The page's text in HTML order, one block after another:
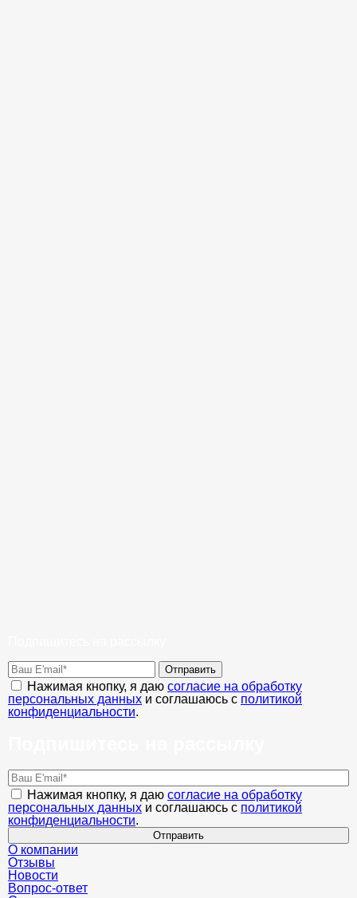
Отправить
Нажимая кнопку, я даю согласие на обработку
персональных данных и соглашаюсь с политикой
конфиденциальности.
Нажимая кнопку, я даю согласие на обработку
персональных данных и соглашаюсь с политикой
конфиденциальности.
Отправить
О компании
Отзывы
Новости
Вопрос-ответ